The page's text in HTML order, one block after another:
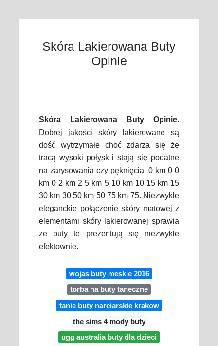
Skóra Lakierowana Buty
Opinie
Skóra Lakierowana Buty Opinie.
Dobrej jakości skóry lakierowane są
dość wytrzymałe choć zdarza się że
tracą wysoki połysk i stają się podatne
na zarysowania czy pęknięcia. 0 km 0 0
km 0 2 km 2 5 km 5 10 km 10 15 km 15
30 km 30 50 km 50 75 km 75. Niezwykle
eleganckie połączenie skóry matowej z
elementami skóry lakierowanej sprawia
że buty te prezentują się niezwykle
efektownie.
wojas buty meskie 2016
torba na buty taneczne
tanie buty narciarskie krakow
the sims 4 mody buty
ugg australia buty dla dzieci